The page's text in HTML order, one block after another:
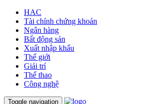
HAC
Tài chính chứng khoán
Ngân hàng
Bất động sản
Xuất nhập khẩu
Thế giới
Giải trí
Thể thao
Công nghệ
Toggle navigation